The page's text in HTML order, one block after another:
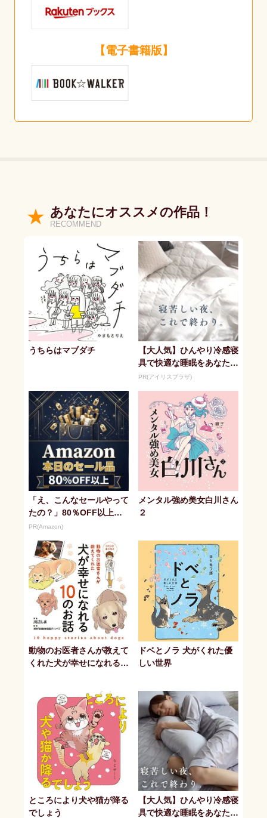
【電子書籍版】
あなたにオススメの作品！
RECOMMEND
うちらはマブダチ
【大人気】ひんやり冷感寝
具で快適な睡眠をあなた
に。
PR(アイリスプラザ)
「え、こんなセールやって
たの？」80％OFF以上が
続々登場！Amazonの本気
PR(Amazon)
メンタル強め美女白川さん
２
動物のお医者さんが教えて
くれた犬が幸せになれる1
ドベとノラ 犬がくれた優
しい世界
ところにより犬や猫が降る
でしょう
【大人気】ひんやり冷感寝
具で快適な睡眠をあなた